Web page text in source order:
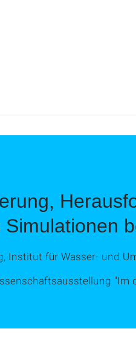
Institut für Wasser- und
"Im